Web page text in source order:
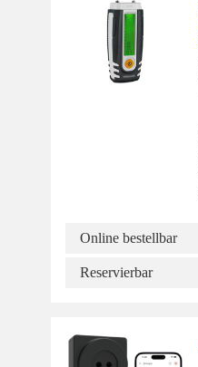
Online bestellbar
Reservierbar